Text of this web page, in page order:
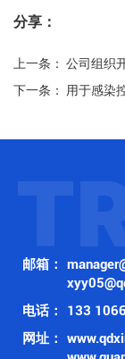
分享：
上一条： 公司组织
下一条：
用于感染
邮箱：
电话：
133
网址：